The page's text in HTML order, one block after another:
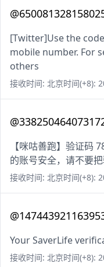
[Twitter]Use the
mobile number. For
others
接收时间: 北京时间(+8):
【咪咕善跑】验证码
的账号安全，请不要
接收时间: 北京时间(+8):
Your SaverLife
接收时间: 北京时间(+8):